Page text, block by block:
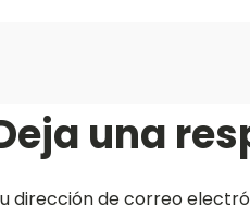
una
dirección de correo